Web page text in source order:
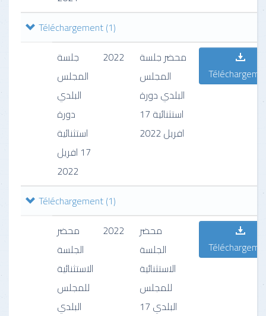
Téléchargement(1)
جلسة
المجلس
البلدي
دورة
استثنائية
17 افريل
2022
2022
محضر جلسة
المجلس
البلدي دورة
استثنائية 17
افريل 2022
Téléchargement(1)
محضر
الجلسة
الاستثنائية
للمجلس
البلدي
2022
محضر
الجلسة
الاستثنائية
للمجلس
البلدي 17